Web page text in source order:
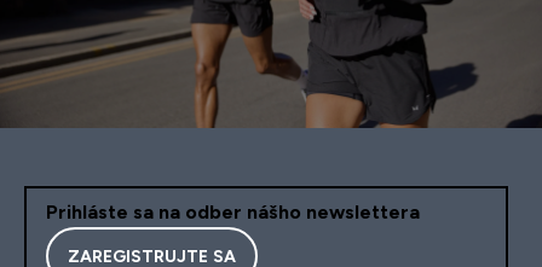
Prihláste sa na odber nášho newslettera
ZAREGISTRUJTE SA